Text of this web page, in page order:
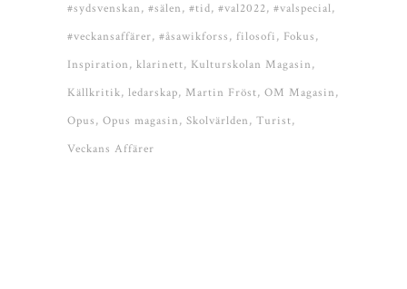
#sydsvenskan #sälen #tid #val2022 #valspecial
#veckansaffärer #åsawikforss filosofi
Fokus
Inspiration klarinett Kulturskolan Magasin
Källkritik ledarskap Martin Fröst OM Magasin
Opus Opus magasin Skolvärlden Turist
Veckans Affärer